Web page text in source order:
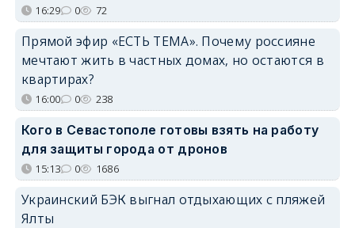
16:29 0 72
Прямой эфир «ЕСТЬ ТЕМА». Почему россияне
мечтают жить в частных домах, но остаются в
квартирах?
16:00 0 238
Кого в Севастополе готовы взять на работу
для защиты города от дронов
15:13 0 1686
Украинский БЭК выгнал отдыхающих с пляжей
Ялты